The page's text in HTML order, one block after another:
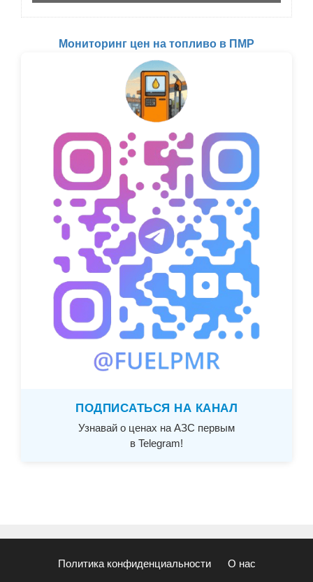
Мониторинг цен на топливо в ПМР
ПОДПИСАТЬСЯ НА КАНАЛ
Узнавай о ценах на АЗС первым
в Telegram!
Политика конфиденциальности О нас